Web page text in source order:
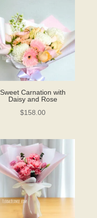
Sweet Carnation with
Daisy and Rose
$158.00